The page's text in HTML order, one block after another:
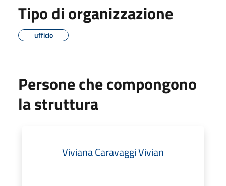
Tipo di organizzazione
ufficio
Persone che compongono
la struttura
Viviana Caravaggi Vivian